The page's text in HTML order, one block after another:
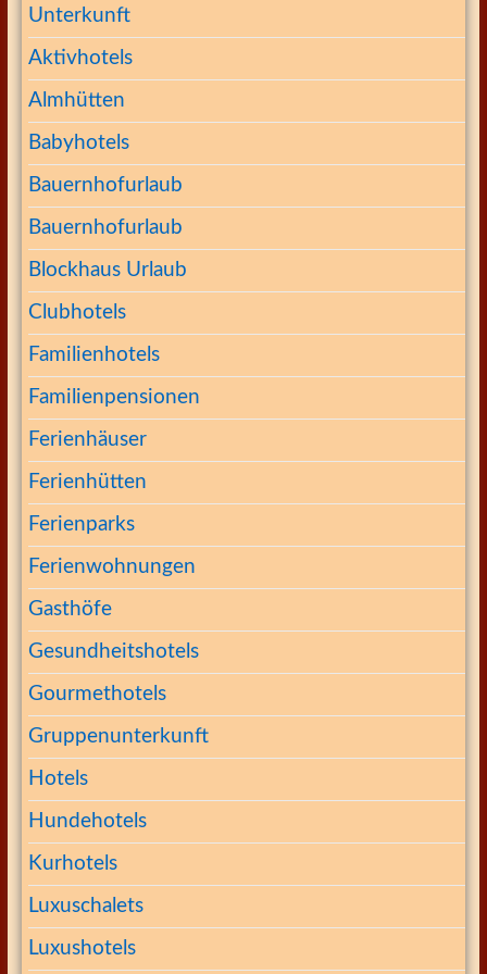
Unterkunft
Aktivhotels
Almhütten
Babyhotels
Bauernhofurlaub
Bauernhofurlaub
Blockhaus Urlaub
Clubhotels
Familienhotels
Familienpensionen
Ferienhäuser
Ferienhütten
Ferienparks
Ferienwohnungen
Gasthöfe
Gesundheitshotels
Gourmethotels
Gruppenunterkunft
Hotels
Hundehotels
Kurhotels
Luxuschalets
Luxushotels